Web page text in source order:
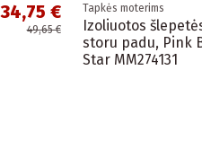
34,75 €
49,65 €
Tapkės moterims
Izoliuotos
storu padu, Pink
Star MM274131